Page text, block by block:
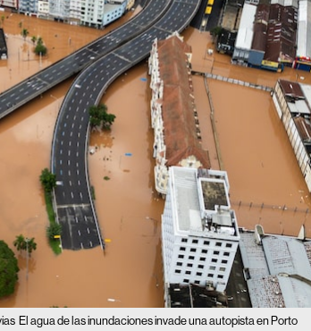
El agua de las inundaciones invade una autopista en Porto